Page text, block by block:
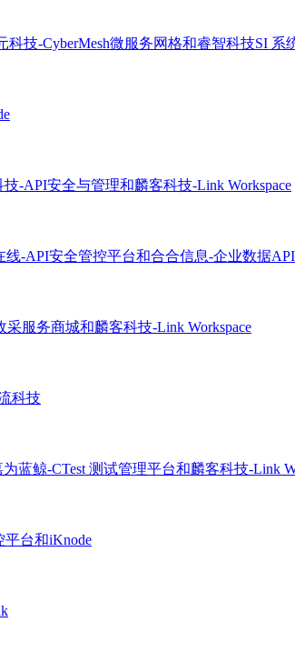
科技-CyberMesh微服务网格和睿智科技SI 系
技-API安全与管理和麟客科技-Link Workspace
线-API安全管控平台和合合信息-企业数据API
采服务商城和麟客科技-Link Workspace
科技
为蓝鲸-CTest 测试管理平台和麟客科技-Link
平台和iKnode